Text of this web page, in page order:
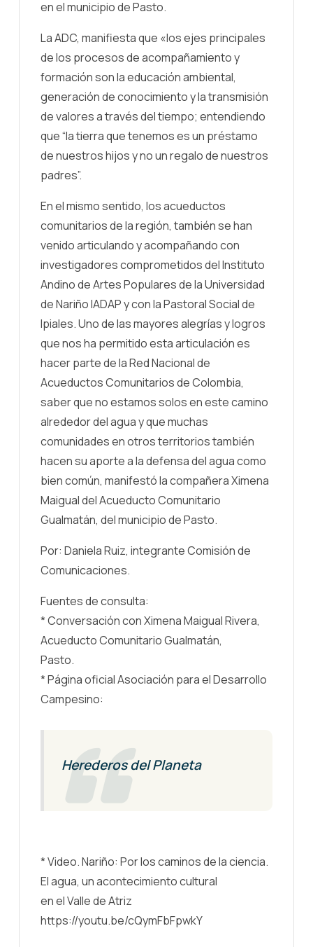
en el municipio de Pasto.
La ADC, manifiesta que «los ejes principales
de los procesos de acompañamiento y
formación son la educación ambiental,
generación de conocimiento y la transmisión
de valores a través del tiempo; entendiendo
que “la tierra que tenemos es un préstamo
de nuestros hijos y no un regalo de nuestros
padres”.
En el mismo sentido, los acueductos
comunitarios de la región, también se han
venido articulando y acompañando con
investigadores comprometidos del Instituto
Andino de Artes Populares de la Universidad
de Nariño IADAP y con la Pastoral Social de
Ipiales. Uno de las mayores alegrías y logros
que nos ha permitido esta articulación es
hacer parte de la Red Nacional de
Acueductos Comunitarios de Colombia,
saber que no estamos solos en este camino
alrededor del agua y que muchas
comunidades en otros territorios también
hacen su aporte a la defensa del agua como
bien común, manifestó la compañera Ximena
Maigual del Acueducto Comunitario
Gualmatán, del municipio de Pasto.
Por: Daniela Ruiz, integrante Comisión de
Comunicaciones.
Fuentes de consulta:
* Conversación con Ximena Maigual Rivera,
Acueducto Comunitario Gualmatán,
Pasto.
* Página oficial Asociación para el Desarrollo
Campesino:
Herederos del Planeta
* Video. Nariño: Por los caminos de la ciencia.
El agua, un acontecimiento cultural
en el Valle de Atriz
https://youtu.be/cQymFbFpwkY